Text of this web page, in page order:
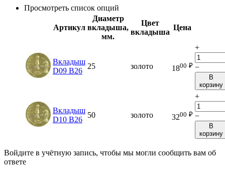
Просмотреть список опций
Артикул
Диаметр
вкладыша,
мм.
Цвет
вкладыша
Цена
Вкладыш
D09 B26
25 золото 1800 ₽
+
−
В
корзину
Вкладыш
D10 B26
50 золото 3200 ₽
+
−
В
корзину
Войдите в учётную запись, чтобы мы могли сообщить вам об
ответе